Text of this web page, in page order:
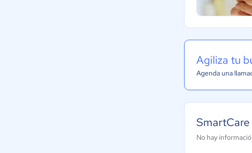
Agiliza tu
Agenda una
No hay